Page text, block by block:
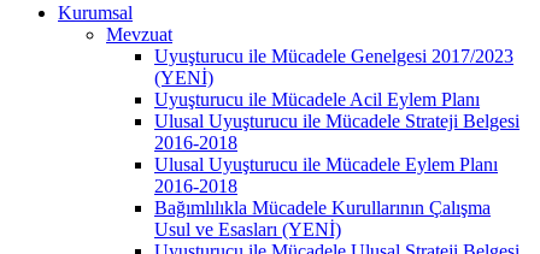
Kurumsal
Mevzuat
Uyuşturucu ile Mücadele Genelgesi 2017/2023
(YENİ)
Uyuşturucu ile Mücadele Acil Eylem Planı
Ulusal Uyuşturucu ile Mücadele Strateji Belgesi
2016-2018
Ulusal Uyuşturucu ile Mücadele Eylem Planı
2016-2018
Bağımlılıkla Mücadele Kurullarının Çalışma
Usul ve Esasları (YENİ)